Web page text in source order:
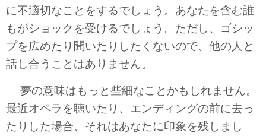
に不適切なことをするでしょう。あなたを含む誰
もがショックを受けるでしょう。ただし、ゴシッ
プを広めたり聞いたりしたくないので、他の人と
話し合うことはありません。
夢の意味はもっと些細なことかもしれません。
最近オペラを聴いたり、エンディングの前に去っ
たりした場合、それはあなたに印象を残しまし